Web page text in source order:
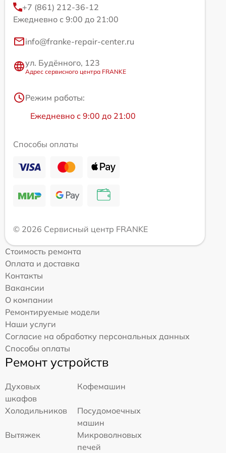
+7 (861) 212-36-12
Ежедневно с 9:00 до 21:00
info@franke-repair-center.ru
ул. Будённого, 123
Адрес сервисного центра FRANKE
Режим работы:
Ежедневно с 9:00 до 21:00
Способы оплаты
© 2026 Сервисный центр FRANKE
Стоимость ремонта
Оплата и доставка
Контакты
Вакансии
О компании
Ремонтируемые модели
Наши услуги
Согласие на обработку персональных данных
Способы оплаты
Ремонт устройств
Духовых
шкафов
Кофемашин
Холодильников
Посудомоечных
машин
Вытяжек
Микроволновых
печей